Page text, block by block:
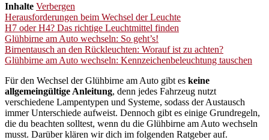
Inhalte Verbergen
Herausforderungen beim Wechsel der Leuchte
H7 oder H4? Das richtige Leuchtmittel finden
Glühbirne am Auto wechseln: So geht’s!
Birnentausch an den Rückleuchten: Worauf ist zu achten?
Glühbirne am Auto wechseln: Kennzeichenbeleuchtung tauschen
Für den Wechsel der Glühbirne am Auto gibt es keine
allgemeingültige Anleitung, denn jedes Fahrzeug nutzt
verschiedene Lampentypen und Systeme, sodass der Austausch
immer Unterschiede aufweist. Dennoch gibt es einige Grundregeln,
die du beachten solltest, wenn du die Glühbirne am Auto wechseln
musst. Darüber klären wir dich im folgenden Ratgeber auf.